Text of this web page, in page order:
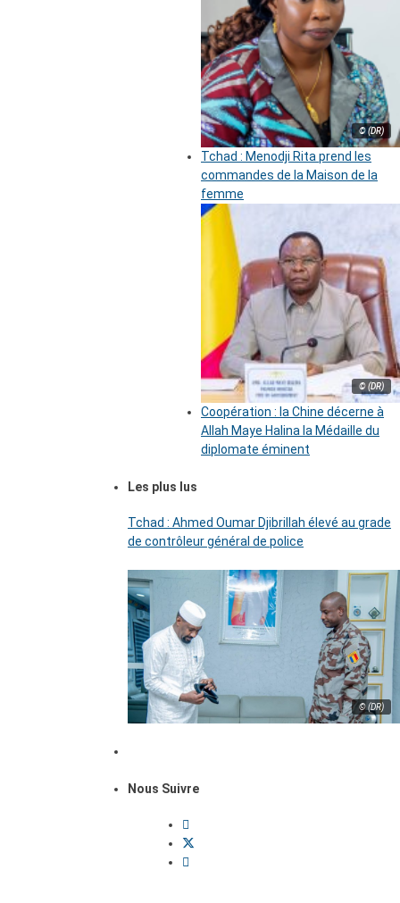
© (DR)
Tchad : Menodji Rita prend les
commandes de la Maison de la
femme
© (DR)
Coopération : la Chine décerne à
Allah Maye Halina la Médaille du
diplomate éminent
Les plus lus
Tchad : Ahmed Oumar Djibrillah élevé au grade
de contrôleur général de police
© (DR)
Nous Suivre